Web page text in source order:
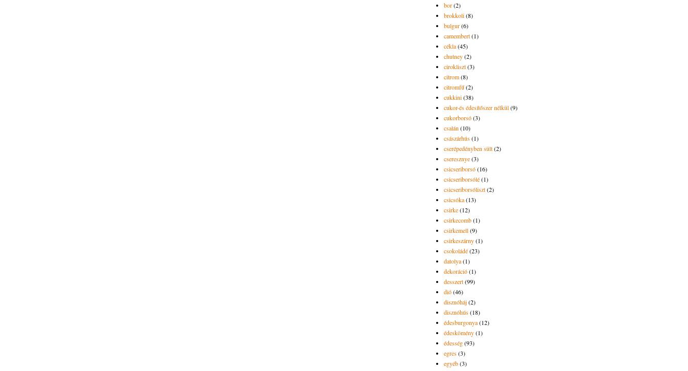
bor(2)
brokkoli(8)
bulgur(6)
camembert(1)
cékla(45)
chutney(2)
cirokliszt(3)
citrom(8)
citromfű(2)
cukkini(38)
cukor-és édesítőszer nélkül(9)
cukorborsó(3)
csalán(10)
császárhús(1)
cserépedényben sült(2)
cseresznye(3)
csicseriborsó(16)
csicseriborsólé(1)
csicseriborsóliszt(2)
csicsóka(13)
csirke(12)
csirkecomb(1)
csirkemell(9)
csirkeszárny(1)
csokoládé(23)
datolya(1)
dekoráció(1)
desszert(99)
dió(46)
disznóháj(2)
disznóhús(18)
édesburgonya(12)
édeskömény(1)
édesség(93)
egres(3)
egyéb(3)